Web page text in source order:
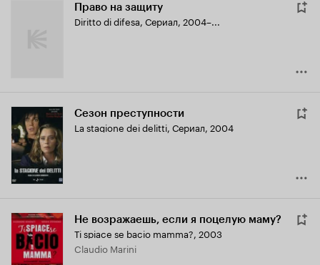
Право на защиту
Diritto di difesa, Сериал, 2004–...
Сезон преступности
La stagione dei delitti, Сериал, 2004
Не возражаешь, если я поцелую маму?
Ti spiace se bacio mamma?, 2003
Claudio Marini